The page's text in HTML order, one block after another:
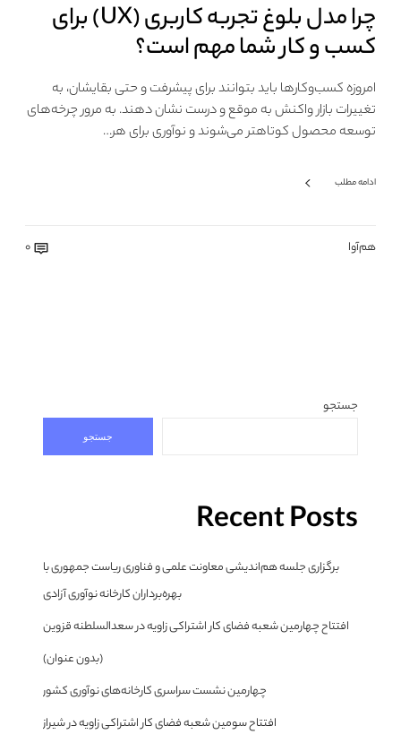
چرا مدل بلوغ تجربه کاربری (UX) برای
کسب‌ و کار شما مهم است؟
امروزه کسب‌وکارها باید بتوانند برای پیشرفت و حتی بقایشان، به
تغییرات بازار واکنش به موقع و درست نشان دهند. به‌ مرور چرخه‌های
توسعه محصول کوتاهتر می‌شوند و نوآوری برای هر…
ادامه مطلب
هم‌آوا 0
جستجو
جستجو
Recent Posts
برگزاری جلسه هم‌اندیشی معاونت علمی و فناوری ریاست جمهوری با
بهره‌برداران کارخانه نوآوری آزادی
افتتاح چهارمین شعبه فضای کار اشتراکی زاویه در سعدالسلطنه قزوین
(بدون عنوان)
چهارمین نشست سراسری کارخانه‌های نوآوری کشور
افتتاح سومین شعبه فضای کار اشتراکی زاویه در شیراز